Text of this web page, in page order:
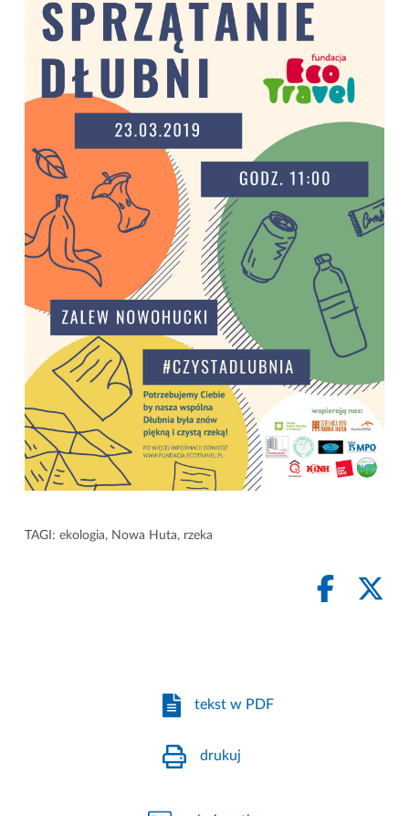
TAGI: ekologia, Nowa Huta, rzeka
tekst w PDF
drukuj